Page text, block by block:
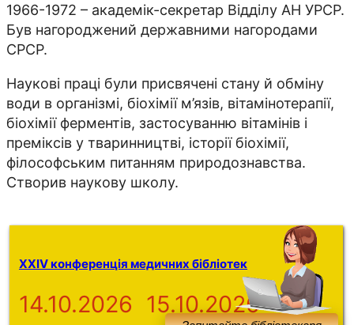
1966-1972 – академік-секретар Відділу АН УРСР.
Був нагороджений державними нагородами
СРСР.
Наукові праці були присвячені стану й обміну
води в організмі, біохімії м’язів, вітамінотерапії,
біохімії ферментів, застосуванню вітамінів і
преміксів у тваринництві, історії біохімії,
філософським питанням природознавства.
Створив наукову школу.
XXIV конференція медичних бібліотек
14.10.2026 15.10.2026